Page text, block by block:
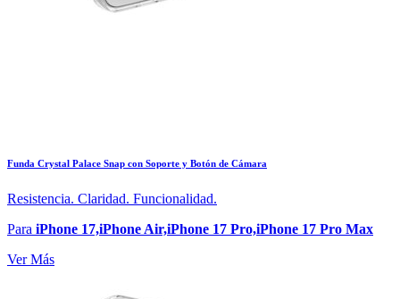
Funda Crystal Palace Snap con Soporte y Botón de Cámara
Resistencia. Claridad. Funcionalidad.
Para iPhone 17,iPhone Air,iPhone 17 Pro,iPhone 17 Pro Max
Ver Más